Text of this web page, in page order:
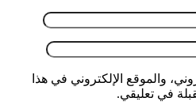
والموقع الإلكتروني في هذا
في تعليقي.